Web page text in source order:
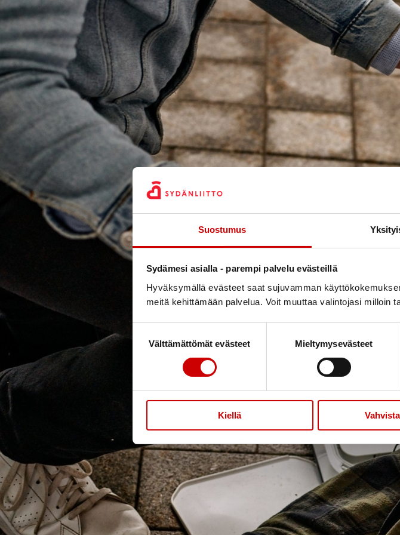
Suostumus
Sydämesi asialla - parempi palvelu evästeillä
Hyväksymällä evästeet saat sujuvamman
meitä kehittämään palvelua. Voit muuttaa valintojasi milloin
valintaVälttämättömät evästeet Mieltymysevästeet
Kiellä